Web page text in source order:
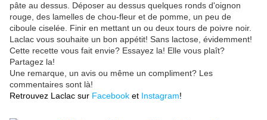
pâte au dessus. Déposer au dessus quelques ronds d'oignon
rouge, des lamelles de chou-fleur et de pomme, un peu de
ciboule ciselée. Finir en mettant un ou deux tours de poivre noir.
Laclac vous souhaite un bon appétit! Sans lactose, évidemment!
Cette recette vous fait envie? Essayez la! Elle vous plaît?
Partagez la!
Une remarque, un avis ou même un compliment? Les
commentaires sont là!
Retrouvez Laclac sur Facebook et Instagram!